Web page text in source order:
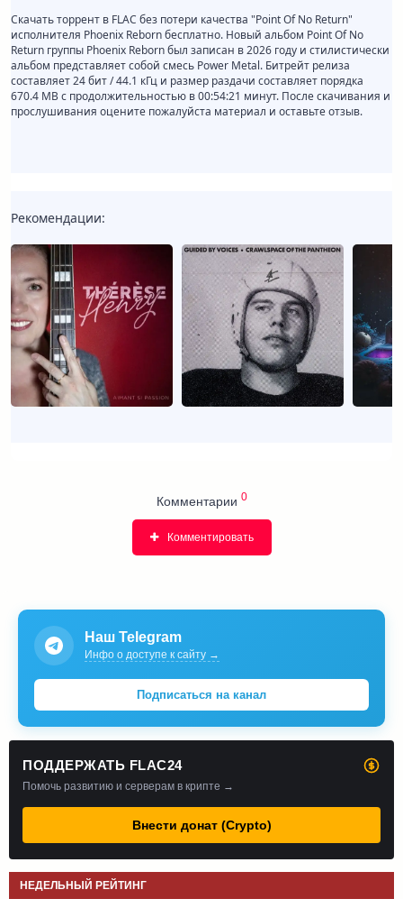
Скачать торрент в FLAC без потери качества "Point Of No Return"
исполнителя Phoenix Reborn бесплатно. Новый альбом Point Of No
Return группы Phoenix Reborn был записан в 2026 году и стилистически
альбом представляет собой смесь Power Metal. Битрейт релиза
составляет 24 бит / 44.1 кГц и размер раздачи составляет порядка
670.4 MB с продолжительностью в 00:54:21 минут. После скачивания и
прослушивания оцените пожалуйста материал и оставьте отзыв.
Рекомендации:
Комментарии 0
Комментировать
Наш Telegram
Инфо о доступе к сайту →
Подписаться на канал
ПОДДЕРЖАТЬ FLAC24
Помочь развитию и серверам в крипте →
Внести донат (Crypto)
НЕДЕЛЬНЫЙ РЕЙТИНГ